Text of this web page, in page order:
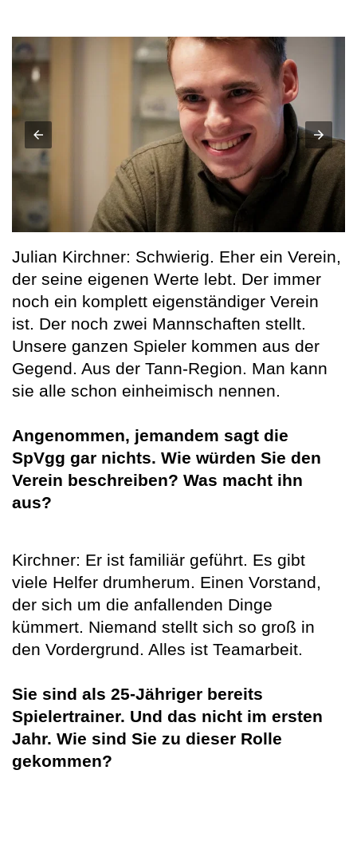
Julian Kirchner: Schwierig. Eher ein Verein,
der seine eigenen Werte lebt. Der immer
noch ein komplett eigenständiger Verein
ist. Der noch zwei Mannschaften stellt.
Unsere ganzen Spieler kommen aus der
Gegend. Aus der Tann-Region. Man kann
sie alle schon einheimisch nennen.
Angenommen, jemandem sagt die
SpVgg gar nichts. Wie würden Sie den
Verein beschreiben? Was macht ihn
aus?
Kirchner: Er ist familiär geführt. Es gibt
viele Helfer drumherum. Einen Vorstand,
der sich um die anfallenden Dinge
kümmert. Niemand stellt sich so groß in
den Vordergrund. Alles ist Teamarbeit.
Sie sind als 25-Jähriger bereits
Spielertrainer. Und das nicht im ersten
Jahr. Wie sind Sie zu dieser Rolle
gekommen?